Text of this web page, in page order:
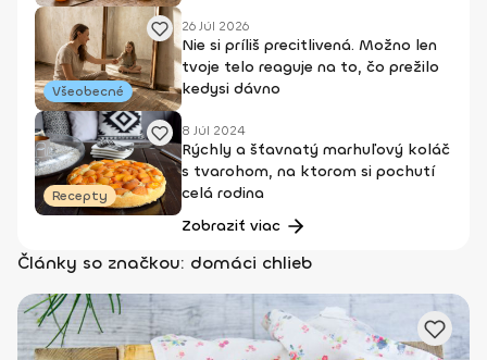
Všeobecné
26 Júl 2026
Nie si príliš precitlivená. Možno len
tvoje telo reaguje na to, čo prežilo
kedysi dávno
Recepty
8 Júl 2024
Rýchly a šťavnatý marhuľový koláč
s tvarohom, na ktorom si pochutí
celá rodina
Zobraziť viac
Články so značkou: domáci chlieb